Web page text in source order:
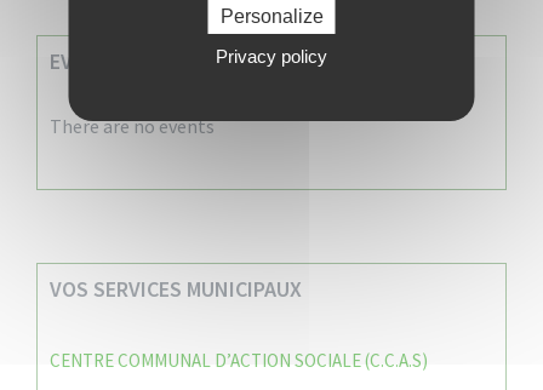
EVENEMENTS A VENIR
There are no events
VOS SERVICES MUNICIPAUX
CENTRE COMMUNAL D’ACTION SOCIALE (C.C.A.S)
Personalize
Privacy policy